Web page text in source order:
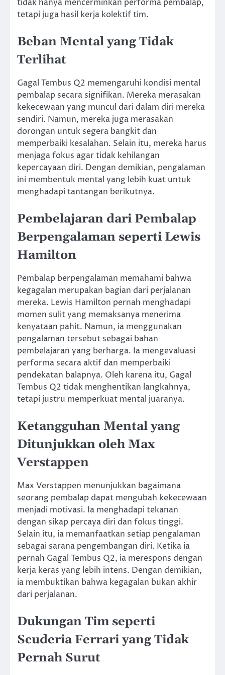
tidak hanya mencerminkan performa pembalap,
tetapi juga hasil kerja kolektif tim.
Beban Mental yang Tidak
Terlihat
Gagal Tembus Q2 memengaruhi kondisi mental
pembalap secara signifikan. Mereka merasakan
kekecewaan yang muncul dari dalam diri mereka
sendiri. Namun, mereka juga merasakan
dorongan untuk segera bangkit dan
memperbaiki kesalahan. Selain itu, mereka harus
menjaga fokus agar tidak kehilangan
kepercayaan diri. Dengan demikian, pengalaman
ini membentuk mental yang lebih kuat untuk
menghadapi tantangan berikutnya.
Pembelajaran dari Pembalap
Berpengalaman seperti Lewis
Hamilton
Pembalap berpengalaman memahami bahwa
kegagalan merupakan bagian dari perjalanan
mereka. Lewis Hamilton pernah menghadapi
momen sulit yang memaksanya menerima
kenyataan pahit. Namun, ia menggunakan
pengalaman tersebut sebagai bahan
pembelajaran yang berharga. Ia mengevaluasi
performa secara aktif dan memperbaiki
pendekatan balapnya. Oleh karena itu, Gagal
Tembus Q2 tidak menghentikan langkahnya,
tetapi justru memperkuat mental juaranya.
Ketangguhan Mental yang
Ditunjukkan oleh Max
Verstappen
Max Verstappen menunjukkan bagaimana
seorang pembalap dapat mengubah kekecewaan
menjadi motivasi. Ia menghadapi tekanan
dengan sikap percaya diri dan fokus tinggi.
Selain itu, ia memanfaatkan setiap pengalaman
sebagai sarana pengembangan diri. Ketika ia
pernah Gagal Tembus Q2, ia merespons dengan
kerja keras yang lebih intens. Dengan demikian,
ia membuktikan bahwa kegagalan bukan akhir
dari perjalanan.
Dukungan Tim seperti
Scuderia Ferrariyang Tidak
Pernah Surut